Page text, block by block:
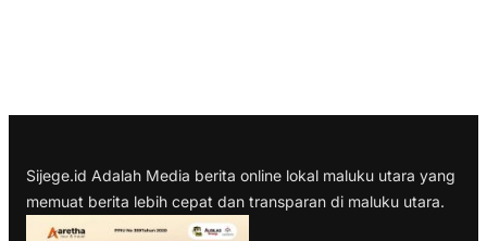
Sijege.id Adalah Media berita online lokal maluku utara yang
memuat berita lebih cepat dan transparan di maluku utara.